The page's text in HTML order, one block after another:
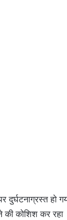
हो
की कोशिश कर रहा